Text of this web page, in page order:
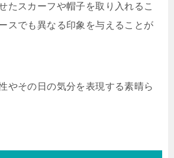
たスカーフや帽子を取り入れるこ
スでも異なる印象を与えることが
やその日の気分を表現する素晴ら